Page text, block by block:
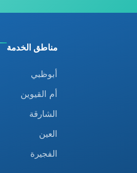
مناطق الخدمة
أبوظبي
أم القيوين
الشارقة
العين
الفجيرة